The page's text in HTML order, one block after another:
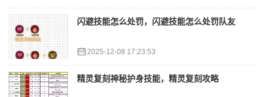
闪避技能怎么处罚，闪避技能怎么处罚队友
2025-12-08 17:23:53
精灵复刻神秘护身技能，精灵复刻攻略